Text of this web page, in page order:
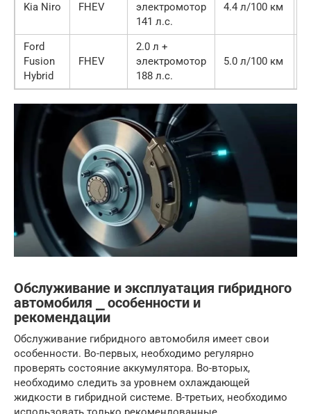
Kia Niro FHEV
электромотор
141 л.с.
4.4 л/100 км
Ford
Fusion
Hybrid
FHEV
2.0 л +
электромотор
188 л.с.
5.0 л/100 км
Обслуживание и эксплуатация гибридного
автомобиля ⎯ особенности и
рекомендации
Обслуживание гибридного автомобиля имеет свои
особенности. Во-первых, необходимо регулярно
проверять состояние аккумулятора. Во-вторых,
необходимо следить за уровнем охлаждающей
жидкости в гибридной системе. В-третьих, необходимо